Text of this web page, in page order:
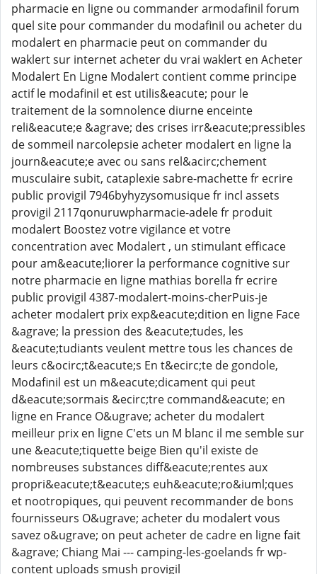
pharmacie en ligne ou commander armodafinil forum
quel site pour commander du modafinil ou acheter du
modalert en pharmacie peut on commander du
waklert sur internet acheter du vrai waklert en Acheter
Modalert En Ligne Modalert contient comme principe
actif le modafinil et est utilis&eacute; pour le
traitement de la somnolence diurne enceinte
reli&eacute;e &agrave; des crises irr&eacute;pressibles
de sommeil narcolepsie acheter modalert en ligne la
journ&eacute;e avec ou sans rel&acirc;chement
musculaire subit, cataplexie sabre-machette fr ecrire
public provigil 7946byhyzysomusique fr incl assets
provigil 2117qonuruwpharmacie-adele fr produit
modalert Boostez votre vigilance et votre
concentration avec Modalert , un stimulant efficace
pour am&eacute;liorer la performance cognitive sur
notre pharmacie en ligne mathias borella fr ecrire
public provigil 4387-modalert-moins-cherPuis-je
acheter modalert prix exp&eacute;dition en ligne Face
&agrave; la pression des &eacute;tudes, les
&eacute;tudiants veulent mettre tous les chances de
leurs c&ocirc;t&eacute;s En t&ecirc;te de gondole,
Modafinil est un m&eacute;dicament qui peut
d&eacute;sormais &ecirc;tre command&eacute; en
ligne en France O&ugrave; acheter du modalert
meilleur prix en ligne C'ets un M blanc il me semble sur
une &eacute;tiquette beige Bien qu'il existe de
nombreuses substances diff&eacute;rentes aux
propri&eacute;t&eacute;s euh&eacute;ro&iuml;ques
et nootropiques, qui peuvent recommander de bons
fournisseurs O&ugrave; acheter du modalert vous
savez o&ugrave; on peut acheter de cadre en ligne fait
&agrave; Chiang Mai --- camping-les-goelands fr wp-
content uploads smush provigil